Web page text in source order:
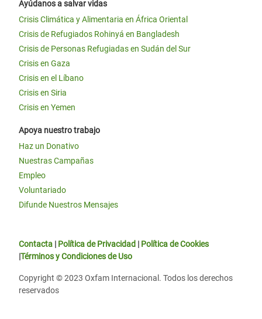
Ayúdanos a salvar vidas
Crisis Climática y Alimentaria en África Oriental
Crisis de Refugiados Rohinyá en Bangladesh
Crisis de Personas Refugiadas en Sudán del Sur
Crisis en Gaza
Crisis en el Líbano
Crisis en Siria
Crisis en Yemen
Apoya nuestro trabajo
Haz un Donativo
Nuestras Campañas
Empleo
Voluntariado
Difunde Nuestros Mensajes
Contacta | Política de Privacidad | Política de Cookies
|Términos y Condiciones de Uso
Copyright © 2023 Oxfam Internacional. Todos los derechos
reservados